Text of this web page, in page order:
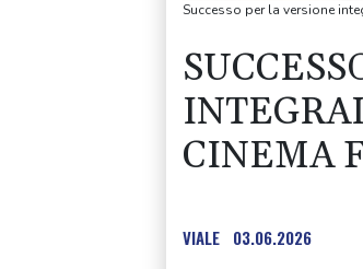
Successo per la versione
CINEMA
VIALE 03.06.2026